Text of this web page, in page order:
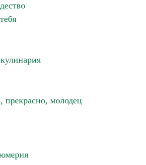
прекрасно, молодец